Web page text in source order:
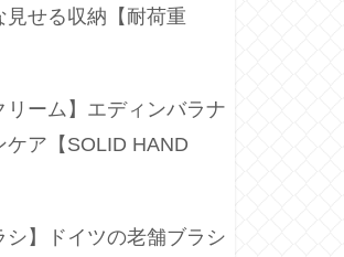
見せる収納【耐荷重
リーム】エディンバラナ
ケア【SOLID HAND
シ】ドイツの老舗ブラシ